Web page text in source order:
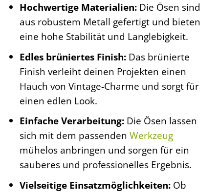
Hochwertige Materialien:Die Ösen sind
aus robustem Metall gefertigt und bieten
eine hohe Stabilität und Langlebigkeit.
Edles brüniertes Finish:Das brünierte
Finish verleiht deinen Projekten einen
Hauch von Vintage-Charme und sorgt für
einen edlen Look.
Einfache Verarbeitung:Die Ösen lassen
sich mit dem passenden Werkzeug
mühelos anbringen und sorgen für ein
sauberes und professionelles Ergebnis.
Vielseitige Einsatzmöglichkeiten:Ob